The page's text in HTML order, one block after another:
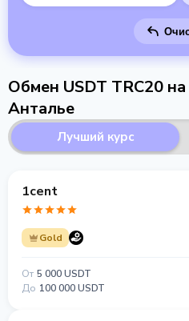
Обмен USDT TRC20
Анталье
Лучший курс
1cent
Gold
От 5 000 USDT
До 100 000 USDT